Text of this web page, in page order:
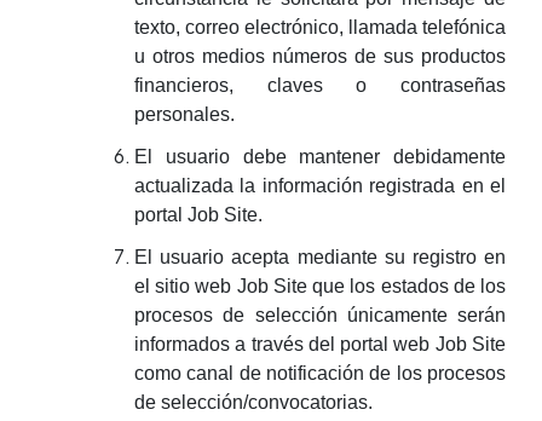
texto, correo electrónico, llamada telefónica
u otros medios números de sus productos
financieros, claves o contraseñas
personales.
El usuario debe mantener debidamente
actualizada la información registrada en el
portal Job Site.
El usuario acepta mediante su registro en
el sitio web Job Site que los estados de los
procesos de selección únicamente serán
informados a través del portal web Job Site
como canal de notificación de los procesos
de selección/convocatorias.